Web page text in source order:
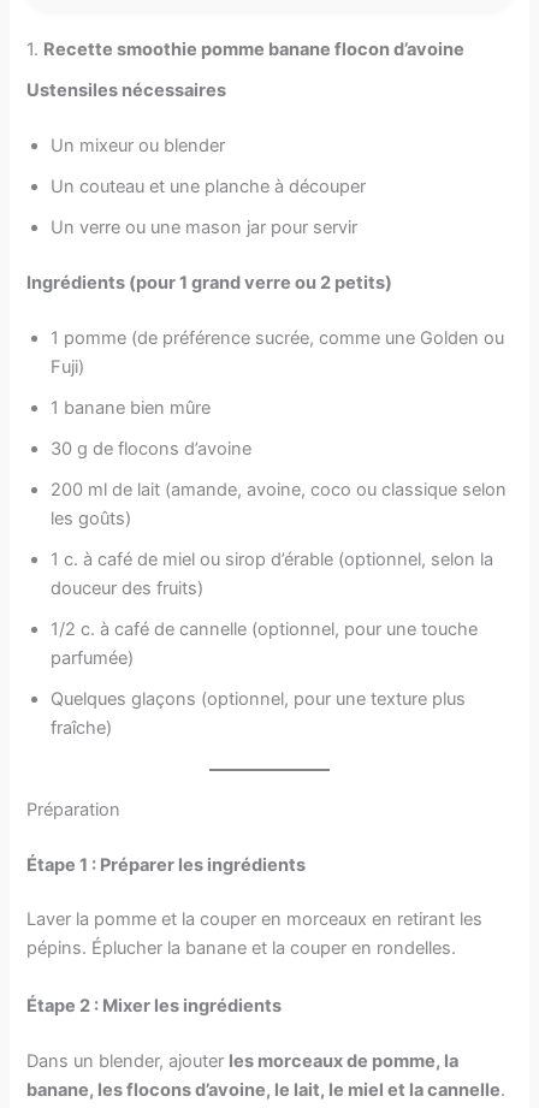
1. Recette smoothie pomme banane flocon d’avoine
Ustensiles nécessaires
Un mixeur ou blender
Un couteau et une planche à découper
Un verre ou une mason jar pour servir
Ingrédients (pour 1 grand verre ou 2 petits)
1 pomme (de préférence sucrée, comme une Golden ou
Fuji)
1 banane bien mûre
30 g de flocons d’avoine
200 ml de lait (amande, avoine, coco ou classique selon
les goûts)
1 c. à café de miel ou sirop d’érable (optionnel, selon la
douceur des fruits)
1/2 c. à café de cannelle (optionnel, pour une touche
parfumée)
Quelques glaçons (optionnel, pour une texture plus
fraîche)
Préparation
Étape 1 : Préparer les ingrédients
Laver la pomme et la couper en morceaux en retirant les
pépins. Éplucher la banane et la couper en rondelles.
Étape 2 : Mixer les ingrédients
Dans un blender, ajouter les morceaux de pomme, la
banane, les flocons d’avoine, le lait, le miel et la cannelle.